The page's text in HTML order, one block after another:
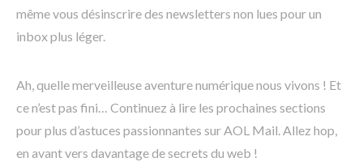
même vous désinscrire des newsletters non lues pour un
inbox plus léger.
Ah, quelle merveilleuse aventure numérique nous vivons ! Et
ce n’est pas fini… Continuez à lire les prochaines sections
pour plus d’astuces passionnantes sur AOL Mail. Allez hop,
en avant vers davantage de secrets du web !